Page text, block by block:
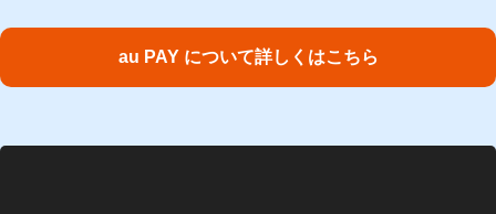
au PAY について詳しくはこちら